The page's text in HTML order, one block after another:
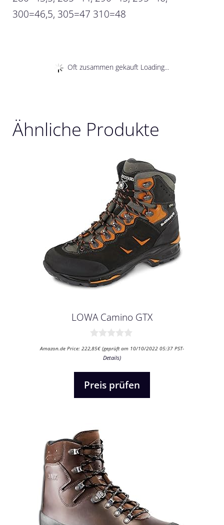
300=46,5, 305=47 310=48
Oft zusammen gekauft Loading...
Ähnliche Produkte
LOWA Camino GTX
v
Amazon.de Price: 222,85€ (geprüft am 10/10/2022 05:37 PST-
Details)
Preis prüfen